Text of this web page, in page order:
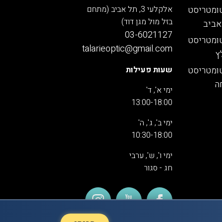
אלקלעי 3, תל אביב (מתחם
בזל מול מגן דוד)
03-6021127
talarieoptic@gmail.com
שעות פעילות
ימי א', ד'
13:00-18:00
ימי ב', ג', ה'
10:30-18:00
ימי ו', ש', ערבי
חג - סגור